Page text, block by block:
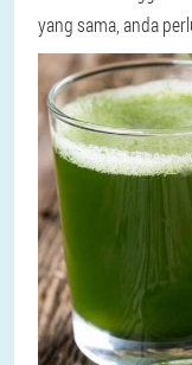
yang sama, anda